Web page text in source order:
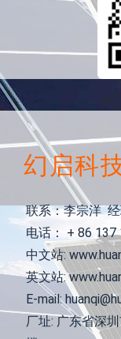
幻启科
联系：李宗洋
电话： + 86 137
中文站:
英文站:
E-mail:
厂址: 广东省深